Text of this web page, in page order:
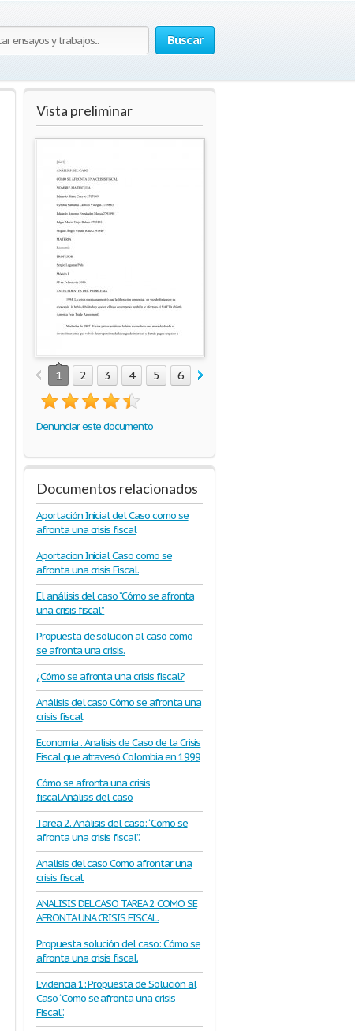
Buscar
Vista preliminar
1 2 3 4 5 6 7
Denunciar este documento
Documentos relacionados
Aportación Inicial del Caso como se
afronta una crisis fiscal
Aportacion Inicial Caso como se
afronta una crisis Fiscal.
El análisis del caso “Cómo se afronta
una crisis fiscal”
Propuesta de solucion al caso como
se afronta una crisis.
¿Cómo se afronta una crisis fiscal?
Análisis del caso Cómo se afronta una
crisis fiscal
Economía . Analisis de Caso de la Crisis
Fiscal que atravesó Colombia en 1999
Cómo se afronta una crisis
fiscal.Análisis del caso
Tarea 2. Análisis del caso: “Cómo se
afronta una crisis fiscal”.
Analisis del caso Como afrontar una
crisis fiscal.
ANALISIS DEL CASO TAREA 2 COMO SE
AFRONTA UNA CRISIS FISCAL.
Propuesta solución del caso: Cómo se
afronta una crisis fiscal.
Evidencia 1: Propuesta de Solución al
Caso “Como se afronta una crisis
Fiscal”.